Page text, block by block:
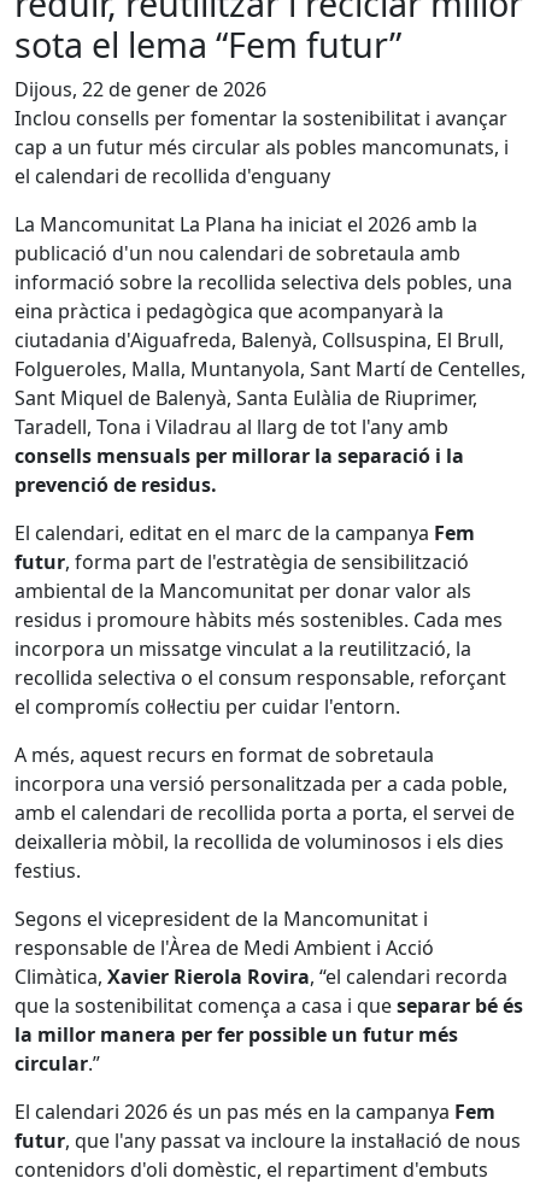
sota el lema “Fem futur”
Dijous, 22 de gener de 2026
Inclou consells per fomentar la sostenibilitat i avançar
cap a un futur més circular als pobles mancomunats, i
el calendari de recollida d'enguany
La Mancomunitat La Plana ha iniciat el 2026 amb la
publicació d'un nou calendari de sobretaula amb
informació sobre la recollida selectiva dels pobles, una
eina pràctica i pedagògica que acompanyarà la
ciutadania d'Aiguafreda, Balenyà, Collsuspina, El Brull,
Folgueroles, Malla, Muntanyola, Sant Martí de Centelles,
Sant Miquel de Balenyà, Santa Eulàlia de Riuprimer,
Taradell, Tona i Viladrau al llarg de tot l'any amb
consells mensuals per millorar la separació i la
prevenció de residus.
El calendari, editat en el marc de la campanya Fem
futur, forma part de l'estratègia de sensibilització
ambiental de la Mancomunitat per donar valor als
residus i promoure hàbits més sostenibles. Cada mes
incorpora un missatge vinculat a la reutilització, la
recollida selectiva o el consum responsable, reforçant
el compromís col·lectiu per cuidar l'entorn.
A més, aquest recurs en format de sobretaula
incorpora una versió personalitzada per a cada poble,
amb el calendari de recollida porta a porta, el servei de
deixalleria mòbil, la recollida de voluminosos i els dies
festius.
Segons el vicepresident de la Mancomunitat i
responsable de l'Àrea de Medi Ambient i Acció
Climàtica, Xavier Rierola Rovira, “el calendari recorda
que la sostenibilitat comença a casa i queseparar bé és
la millor manera per fer possible un futur més
circular.”
El calendari 2026 és un pas més en la campanya Fem
futur, que l'any passat va incloure la instal·lació de nous
contenidors d'oli domèstic, el repartiment d'embuts